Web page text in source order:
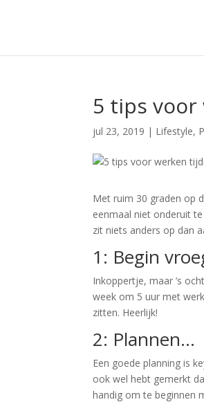
5 tips
jul 23, 2019 | Lifestyle,
Met ruim 30 graden op
eenmaal niet onderuit
zit niets anders op dan
1: Begin
Inkoppertje, maar ’s
week om 5 uur met
zitten. Heerlijk!
2: Plannen…
Een goede planning is
ook wel hebt gemerkt
handig om te beginnen